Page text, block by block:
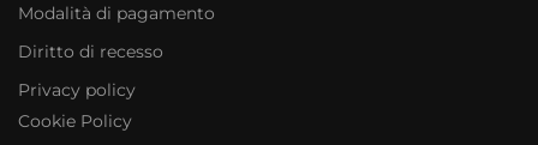
Modalità di pagamento
Diritto di recesso
Privacy policy
Cookie Policy